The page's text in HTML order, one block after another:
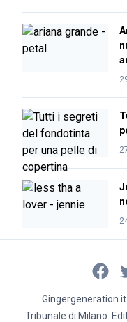
Tribunale di Milano.